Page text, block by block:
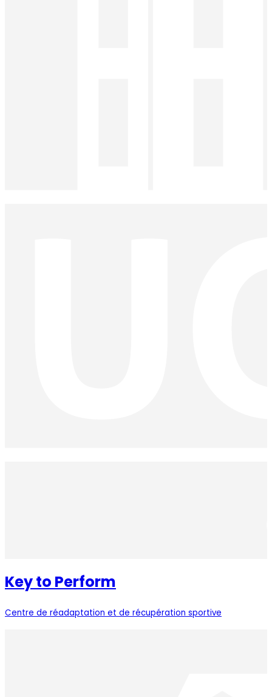
Key to Perform
Centre de réadaptation et de récupération sportive